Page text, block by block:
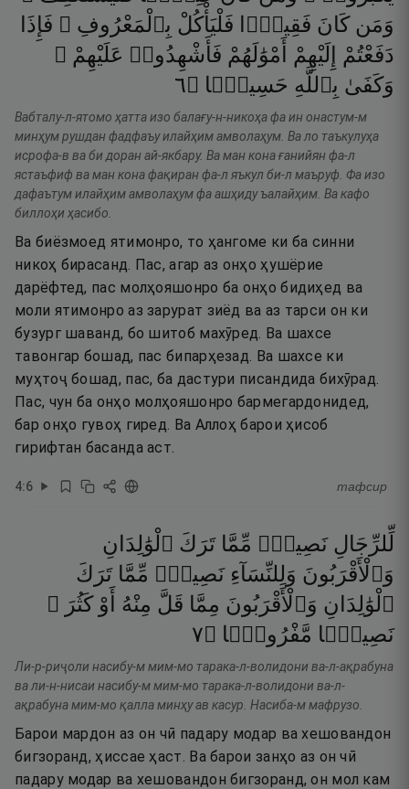
وَمَن كَانَ فَقِيرًۭا فَلْيَأْكُلْ بِٱلْمَعْرُوفِ ۚ فَإِذَا
دَفَعْتُمْ
إِلَيْهِمْ أَمْوَٰلَهُمْ فَأَشْهِدُوا۟ عَلَيْهِمْ ۚ
وَكَفَىٰ بِٱللَّهِ حَسِيبًۭا ۝٦
Вабталу-л-ятомо ҳатта изо балағу-н-никоҳа фа ин онастум-м
минҳум рушдан фадфаъу илайҳим амволаҳум. Ва ло таъкулуҳа
исрофа-в ва би доран ай-якбару. Ва ман кона ғанийян фа-л
ястаъфиф ва ман кона фақиран фа-л яъкул би-л маъруф. Фа изо
дафаътум илайҳим амволаҳум фа ашҳиду ъалайҳим. Ва кафо
биллоҳи ҳасибо.
Ва биёзмоед ятимонро, то ҳангоме ки ба синни
никоҳ бирасанд. Пас, агар аз онҳо ҳушёрие
дарёфтед, пас молҳояшонро ба онҳо бидиҳед ва
моли ятимонро аз зарурат зиёд ва аз тарси он ки
бузург шаванд, бо шитоб махӯред. Ва шахсе
тавонгар бошад, пас бипарҳезад. Ва шахсе ки
муҳтоҷ бошад, пас, ба дастури писандида бихӯрад.
Пас, чун ба онҳо молҳояшонро бармегардонидед,
бар онҳо гувоҳ гиред. Ва Аллоҳ барои ҳисоб
гирифтан басанда аст.
4:6 тафсир
لِّلرِّجَالِ نَصِيبٌۭ مِّمَّا تَرَكَ ٱلْوَٰلِدَانِ
وَٱلْأَقْرَبُونَ وَلِلنِّسَآءِ نَصِيبٌۭ مِّمَّا تَرَكَ
ٱلْوَٰلِدَانِ وَٱلْأَقْرَبُونَ مِمَّا قَلَّ مِنْهُ أَوْ كَثُرَ ۚ
نَصِيبًۭا مَّفْرُوضًۭا ۝٧
Ли-р-риҷоли насибу-м мим-мо тарака-л-волидони ва-л-ақрабуна
ва ли-н-нисаи насибу-м мим-мо тарака-л-волидони ва-л-
ақрабуна мим-мо қалла минҳу ав касур. Насиба-м мафрузо.
Барои мардон аз он чӣ падару модар ва хешовандон
бигзоранд, ҳиссае ҳаст. Ва барои занҳо аз он чӣ
падару модар ва хешовандон бигзоранд, он мол кам